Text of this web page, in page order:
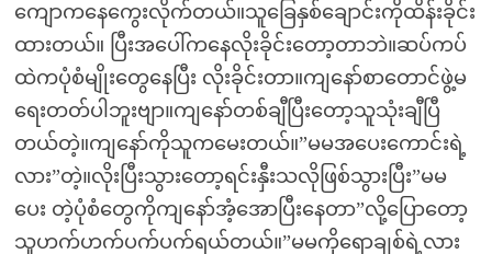
ကျောကနေကွေးလိုက်တယ်။သူခြေနှစ်ချောင်းကိုထိန်းခိုင်း
ထားတယ်။ ပြီးအပေါ်ကနေလိုးခိုင်းတော့တာဘဲ။ဆပ်ကပ်
ထဲကပုံစံမျိုးတွေနေပြီး လိုးခိုင်းတာ။ကျနော်စာတောင်ဖွဲ့မ
ရေးတတ်ပါဘူးဗျာ။ကျနော်တစ်ချီပြီးတော့သူသုံးချီပြီ
တယ်တဲ့။ကျနော်ကိုသူကမေးတယ်။”မမအပေးကောင်းရဲ့
လား”တဲ့။လိုးပြီးသွားတော့ရင်းနှီးသလိုဖြစ်သွားပြီး”မမ
ပေး တဲ့ပုံစံတွေကိုကျနော်အံ့အောပြီးနေတာ”လို့ပြောတော့
သူဟက်ဟက်ပက်ပက်ရယ်တယ်။”မမကိုရောချစ်ရဲ့လား